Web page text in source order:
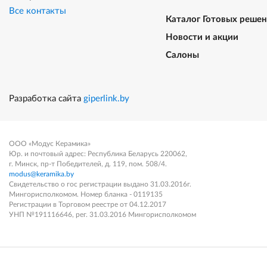
Все контакты
Каталог Готовых
Новости и акции
Салоны
Разработка сайта giperlink.by
ООО «Модус Керамика»
Юр. и почтовый адрес: Республика Беларусь 220062,
г. Минск, пр-т Победителей, д. 119, пом. 508/4.
modus@keramika.by
Свидетельство о гос регистрации выдано 31.03.2016г.
Мингорисполкомом. Номер бланка - 0119135
Регистрации в Торговом реестре от 04.12.2017
УНП №191116646, рег. 31.03.2016 Мингорисполкомом